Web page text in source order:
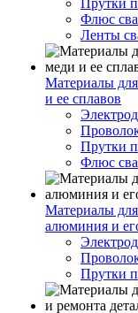
Прутки
Флюс
Ленты
Материалы
и ее сплавов
Прутки
Флюс
Материалы
алюминия и
Прутки